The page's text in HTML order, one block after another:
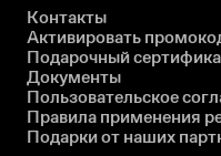
Контакты
Активировать
Подарочный
Документы
Пользовательское
Правила применения
Подарки от наших